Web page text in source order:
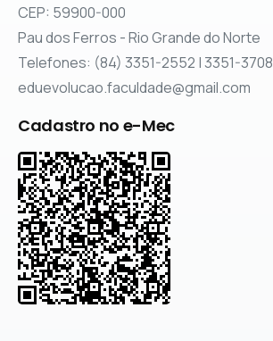
CEP: 59900-000
Pau dos Ferros - Rio Grande do Norte
Telefones: (84) 3351-2552 | 3351-3708
eduevolucao.faculdade@gmail.com
Cadastro no e-Mec